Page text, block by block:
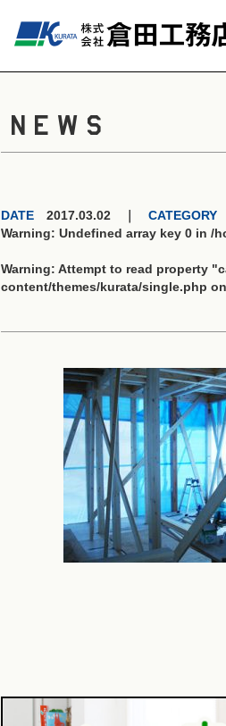
NEWS
DATE 2017.03.02 ｜ CATEGORY
Warning: Undefined array key 0 in /
Warning: Attempt to read property
content/themes/kurata/single.php